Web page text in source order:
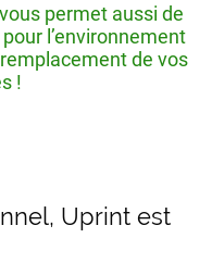
permet aussi de
l’environnement
de vos
!
Uprint est